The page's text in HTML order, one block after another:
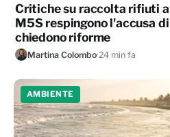
Critiche su raccolta rifiuti
M5S respingono l'accusa
chiedono riforme
Martina Colombo·24 min fa
AMBIENTE